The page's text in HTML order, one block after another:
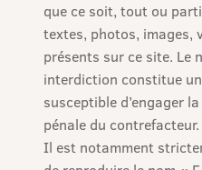
que ce soit, tout ou
textes, photos, images,
présents sur ce site. Le
interdiction constitue
susceptible d’engager
pénale du contrefacteur.
Il est notamment